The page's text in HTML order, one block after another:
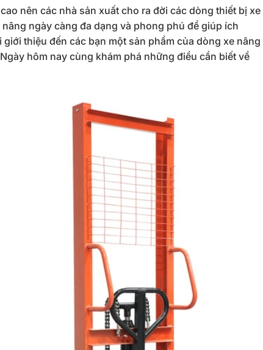
nên các nhà sản xuất cho ra đời các dòng thiết bị xe
ngày càng đa dạng và phong phú để giúp ích
thiệu đến các bạn một sản phẩm của dòng xe nâng
hôm nay cùng khám phá những điều cần biết về